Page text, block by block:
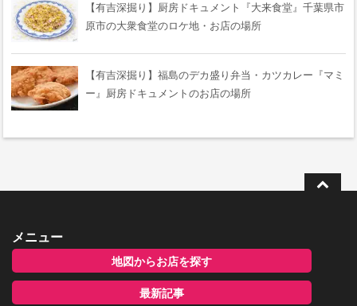
【有吉深掘り】厨房ドキュメント『大来食堂』千葉県市
原市の大衆食堂のロケ地・お店の場所
【有吉深掘り】福島のデカ盛り弁当・カツカレー『マミ
ー』厨房ドキュメントのお店の場所
メニュー
地図からお店を探す
最新記事